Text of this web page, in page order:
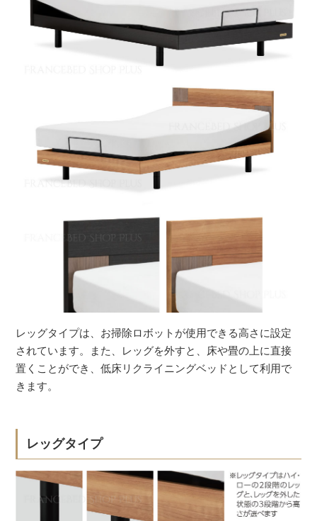
レッグタイプは、お掃除ロボットが使用できる高さに設定
されています。また、レッグを外すと、床や畳の上に直接
置くことができ、低床リクライニングベッドとして利用で
きます。
レッグタイプ